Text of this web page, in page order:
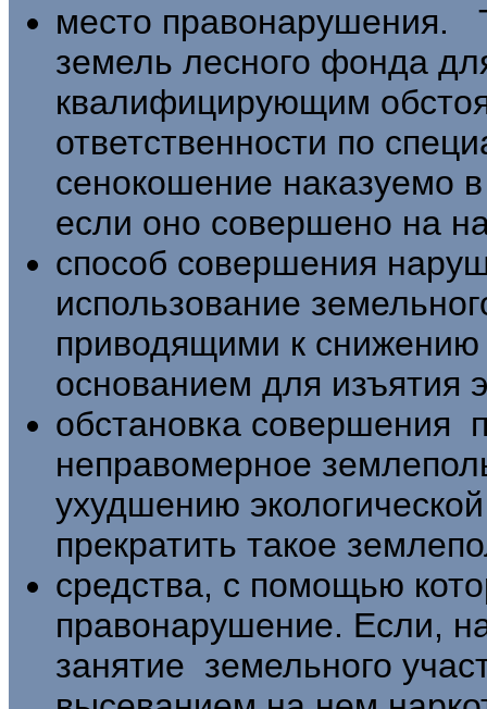
место правонарушения.
земель лесного фонда
квалифицирующим
ответственности по
сенокошение наказуемо
если оно совершено на
способ совершения
использование
приводящими к снижению
основанием для изъятия
обстановка совершения
неправомерное
ухудшению
прекратить такое
средства, с помощью
правонарушение. Если,
занятие земельного